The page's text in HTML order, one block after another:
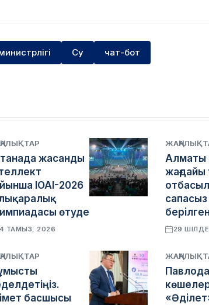
Су чат-бот
жасанды
IOAI-2026
өтуде
ТАМЫЗ, 2026
Алматы
сапасыз
29
басшысы